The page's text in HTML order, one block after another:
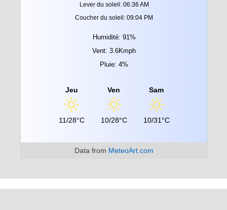
Lever du soleil: 06:36 AM
Coucher du soleil: 09:04 PM
Humidité: 91%
Vent: 3.6Kmph
Pluie: 4%
Jeu
11/28°C
Ven
10/28°C
Sam
10/31°C
Data from MeteoArt.com